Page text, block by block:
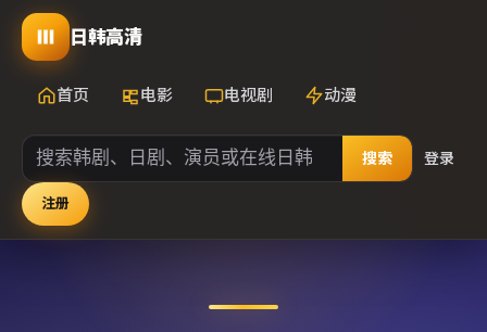
日韩高清
首页 电影 电视剧 动漫
搜索 登录
注册